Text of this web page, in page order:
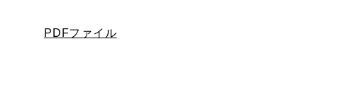
PDFファイル